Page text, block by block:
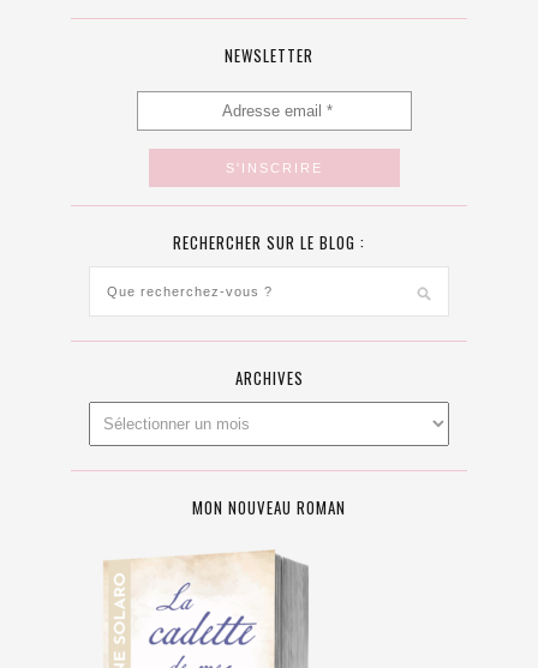
NEWSLETTER
RECHERCHER SUR LE BLOG :
ARCHIVES
MON NOUVEAU ROMAN